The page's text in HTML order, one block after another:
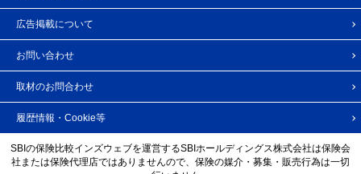
広告掲載について
お問い合わせ
取材のお問合わせ
履歴情報・Cookie等
SBIの保険比較インズウェブを運営するSBIホールディングス株式会社は保険会
社または保険代理店ではありませんので、保険の媒介・募集・販売行為は一切